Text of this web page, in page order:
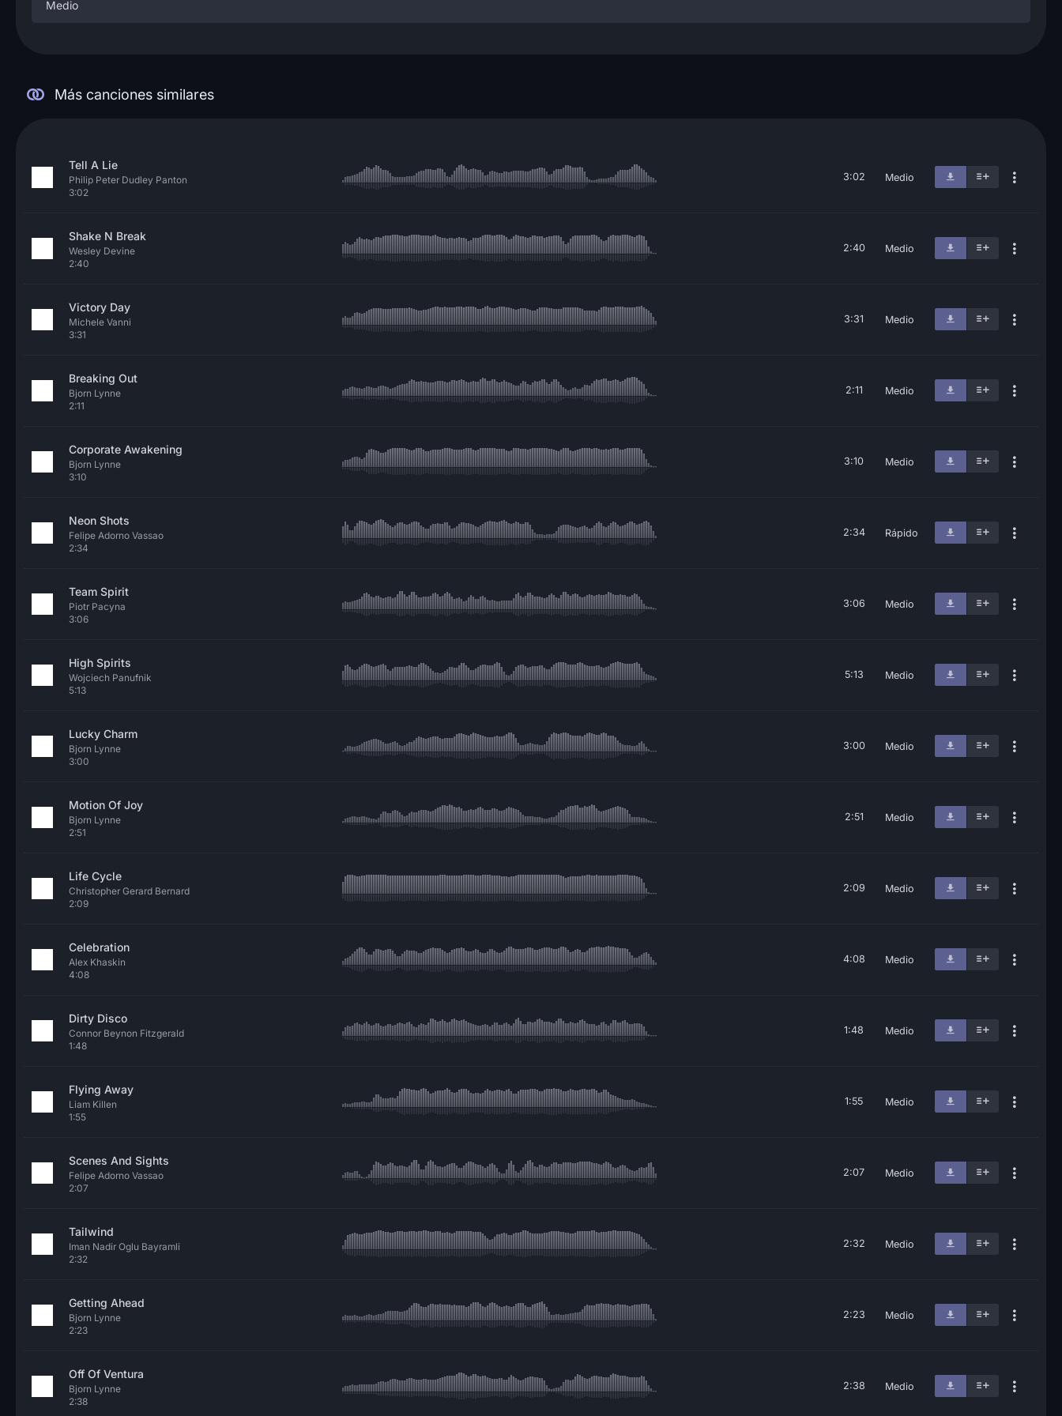
Medio
Más canciones similares
Tell A Lie
Philip Peter Dudley Panton
3:02
3:02 Medio
Shake N Break
Wesley Devine
2:40
2:40 Medio
Victory Day
Michele Vanni
3:31
3:31 Medio
Breaking Out
Bjorn Lynne
2:11
2:11 Medio
Corporate Awakening
Bjorn Lynne
3:10
3:10 Medio
Neon Shots
Felipe Adorno Vassao
2:34
2:34 Rápido
Team Spirit
Piotr Pacyna
3:06
3:06 Medio
High Spirits
Wojciech Panufnik
5:13
5:13 Medio
Lucky Charm
Bjorn Lynne
3:00
3:00 Medio
Motion Of Joy
Bjorn Lynne
2:51
2:51 Medio
Life Cycle
Christopher Gerard Bernard
2:09
2:09 Medio
Celebration
Alex Khaskin
4:08
4:08 Medio
Dirty Disco
Connor Beynon Fitzgerald
1:48
1:48 Medio
Flying Away
Liam Killen
1:55
1:55 Medio
Scenes And Sights
Felipe Adorno Vassao
2:07
2:07 Medio
Tailwind
Iman Nadir Oglu Bayramli
2:32
2:32 Medio
Getting Ahead
Bjorn Lynne
2:23
2:23 Medio
Off Of Ventura
Bjorn Lynne
2:38
2:38 Medio